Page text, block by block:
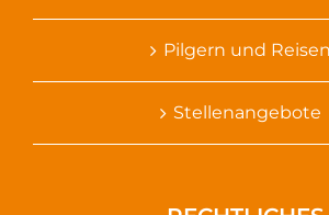
Pilgern und Reisen
Stellenangebote